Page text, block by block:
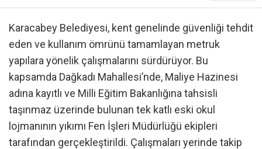
Karacabey Belediyesi, kent genelinde güvenliği tehdit
eden ve kullanım ömrünü tamamlayan metruk
yapılara yönelik çalışmalarını sürdürüyor. Bu
kapsamda Dağkadı Mahallesi’nde, Maliye Hazinesi
adına kayıtlı ve Milli Eğitim Bakanlığına tahsisli
taşınmaz üzerinde bulunan tek katlı eski okul
lojmanının yıkımı Fen İşleri Müdürlüğü ekipleri
tarafından gerçekleştirildi. Çalışmaları yerinde takip